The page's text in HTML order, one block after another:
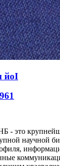
йоI
- это
научной